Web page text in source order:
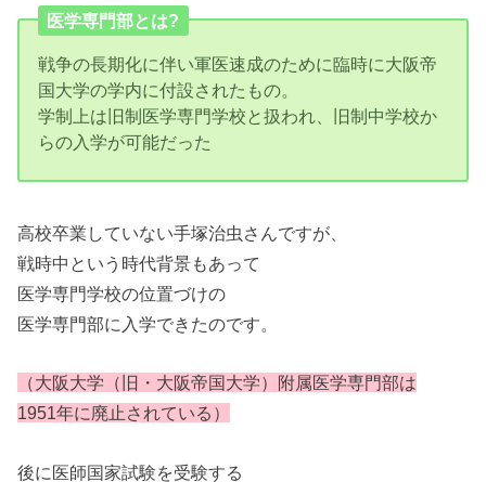
医学専門部とは?
戦争の長期化に伴い軍医速成のために臨時に大阪帝
国大学の学内に付設されたもの。
学制上は旧制医学専門学校と扱われ、旧制中学校か
らの入学が可能だった
高校卒業していない手塚治虫さんですが、
戦時中という時代背景もあって
医学専門学校の位置づけの
医学専門部に入学できたのです。
（大阪大学（旧・大阪帝国大学）附属医学専門部は
1951年に廃止されている）
後に医師国家試験を受験する